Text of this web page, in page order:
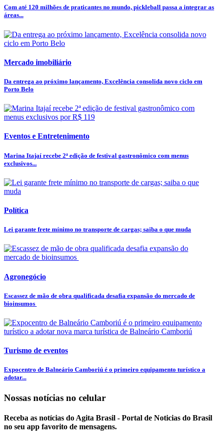
Com até 120 milhões de praticantes no mundo, pickleball passa a integrar as
áreas...
Mercado imobiliário
Da entrega ao próximo lançamento, Excelência consolida novo ciclo em
Porto Belo
Eventos e Entretenimento
Marina Itajaí recebe 2ª edição de festival gastronômico com menus
exclusivos...
Política
Lei garante frete mínimo no transporte de cargas; saiba o que muda
Agronegócio
Escassez de mão de obra qualificada desafia expansão do mercado de
bioinsumos
Turismo de eventos
Expocentro de Balneário Camboriú é o primeiro equipamento turístico a
adotar...
Nossas notícias no celular
Receba as notícias do Agita Brasil - Portal de Noticias do Brasil
no seu app favorito de mensagens.